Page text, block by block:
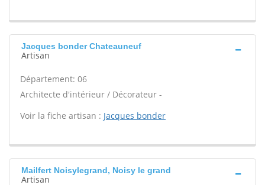
Jacques bonder Chateauneuf
Artisan
Département: 06
Architecte d'intérieur / Décorateur -
Voir la fiche artisan : Jacques bonder
Mailfert Noisylegrand, Noisy le grand
Artisan